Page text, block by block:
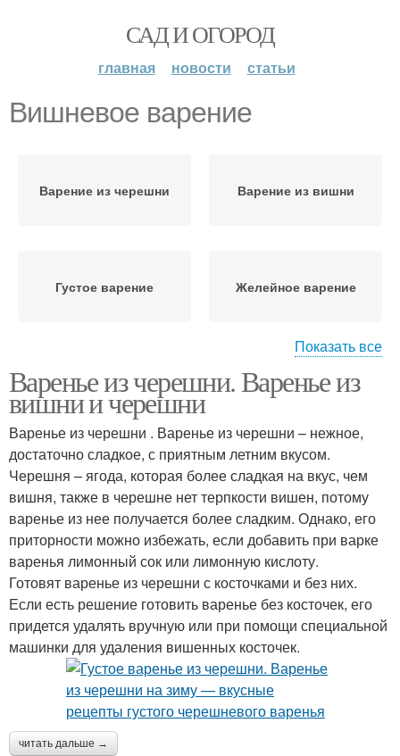
САД И ОГОРОД
главная новости статьи
Вишневое варение
Варение из черешни Варение из вишни
Густое варение Желейное варение
Правильное варение
Показать все
Варенье из черешни. Варенье из
вишни и черешни
Варенье из черешни . Варенье из черешни – нежное,
достаточно сладкое, с приятным летним вкусом.
Черешня – ягода, которая более сладкая на вкус, чем
вишня, также в черешне нет терпкости вишен, потому
варенье из нее получается более сладким. Однако, его
приторности можно избежать, если добавить при варке
варенья лимонный сок или лимонную кислоту.
Готовят варенье из черешни с косточками и без них.
Если есть решение готовить варенье без косточек, его
придется удалять вручную или при помощи специальной
машинки для удаления вишенных косточек.
читать дальше →